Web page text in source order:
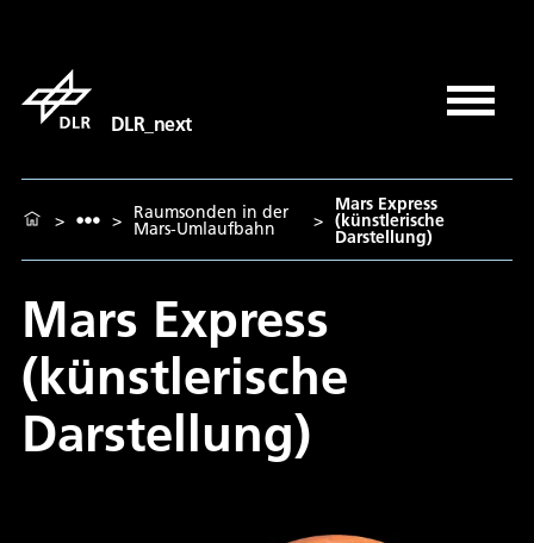
DLR_next
> > Raumsonden in der
Mars-Umlaufbahn >
Mars Express
(künstlerische
Darstellung)
Mars Express
(künstlerische
Darstellung)